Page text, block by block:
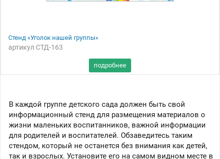
Стенд «Уголок нашей группы»
артикул СТД-163
В каждой группе детского сада должен быть свой
информационный стенд для размещения материалов о
жизни маленьких воспитанников, важной информации
для родителей и воспитателей. Обзаведитесь таким
стендом, который не останется без внимания как детей,
так и взрослых. Установите его на самом видном месте в